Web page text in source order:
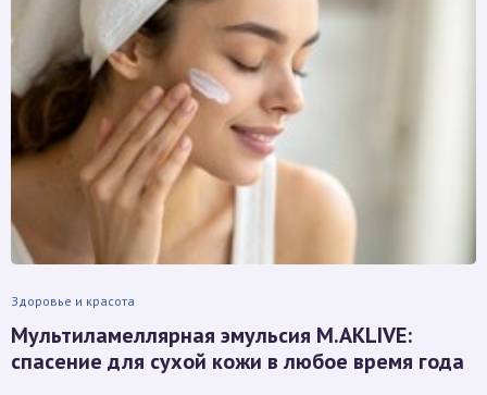
Здоровье и красота
Мультиламеллярная эмульсия M.AKLIVE:
спасение для сухой кожи в любое время года